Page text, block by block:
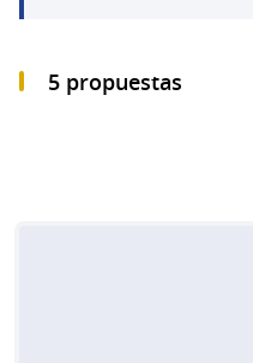
5 propuestas